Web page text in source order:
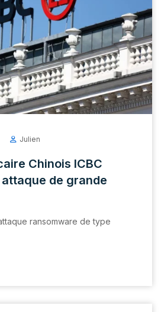
Julien
Chinois ICBC
de grande
ransomware de type